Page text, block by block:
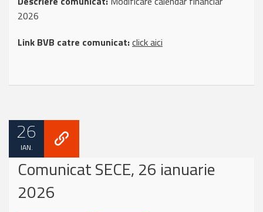
2026
Link BVB catre comunicat:click aici
26
IAN.
Comunicat SECE, 26 ianuarie
2026